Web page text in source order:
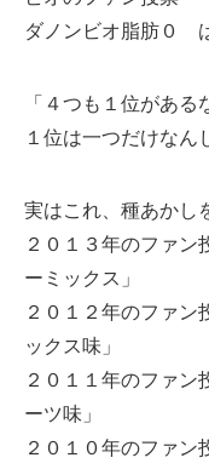
ダノンビオ脂肪０
「４つも１位がある
１位は一つだけなん
実はこれ、種あかし
２０１３年のファン
ーミックス」
２０１２年のファン
ックス味」
２０１１年のファン
ーツ味」
２０１０年のファン